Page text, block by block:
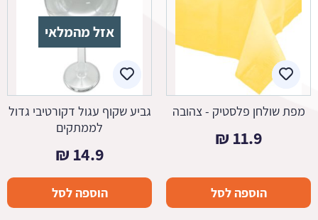
מפת שולחן פלסטיק - צהובה
11.9
₪
הוספה לסל
אזל מהמלאי
גביע שקוף עגול דקורטיבי גדול
לממתקים
14.9
₪
הוספה לסל